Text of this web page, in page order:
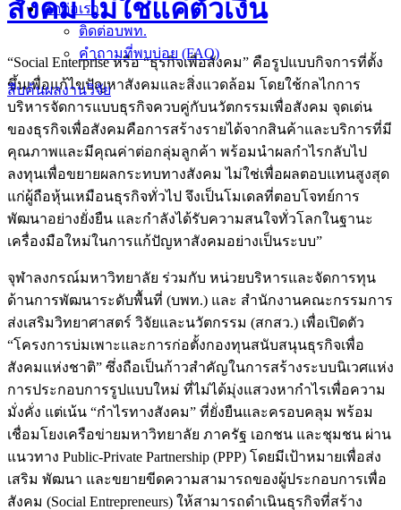
ติดต่อเรา
ติดต่อบพท.
คำถามที่พบบ่อย (FAQ)
สืบค้นผลงานวิจัย
สังคม ไม่ใช่แค่ตัวเงิน
“Social Enterprise หรือ “ธุรกิจเพื่อสังคม” คือรูปแบบกิจการที่ตั้ง
ขึ้นเพื่อแก้ไขปัญหาสังคมและสิ่งแวดล้อม โดยใช้กลไกการ
บริหารจัดการแบบธุรกิจควบคู่กับนวัตกรรมเพื่อสังคม จุดเด่น
ของธุรกิจเพื่อสังคมคือการสร้างรายได้จากสินค้าและบริการที่มี
คุณภาพและมีคุณค่าต่อกลุ่มลูกค้า พร้อมนำผลกำไรกลับไป
ลงทุนเพื่อขยายผลกระทบทางสังคม ไม่ใช่เพื่อผลตอบแทนสูงสุด
แก่ผู้ถือหุ้นเหมือนธุรกิจทั่วไป จึงเป็นโมเดลที่ตอบโจทย์การ
พัฒนาอย่างยั่งยืน และกำลังได้รับความสนใจทั่วโลกในฐานะ
เครื่องมือใหม่ในการแก้ปัญหาสังคมอย่างเป็นระบบ”
จุฬาลงกรณ์มหาวิทยาลัย ร่วมกับ หน่วยบริหารและจัดการทุน
ด้านการพัฒนาระดับพื้นที่ (บพท.) และ สำนักงานคณะกรรมการ
ส่งเสริมวิทยาศาสตร์ วิจัยและนวัตกรรม (สกสว.) เพื่อเปิดตัว
“โครงการบ่มเพาะและการก่อตั้งกองทุนสนับสนุนธุรกิจเพื่อ
สังคมแห่งชาติ” ซึ่งถือเป็นก้าวสำคัญในการสร้างระบบนิเวศแห่ง
การประกอบการรูปแบบใหม่ ที่ไม่ได้มุ่งแสวงหากำไรเพื่อความ
มั่งคั่ง แต่เน้น “กำไรทางสังคม” ที่ยั่งยืนและครอบคลุม พร้อม
เชื่อมโยงเครือข่ายมหาวิทยาลัย ภาครัฐ เอกชน และชุมชน ผ่าน
แนวทาง Public-Private Partnership (PPP) โดยมีเป้าหมายเพื่อส่ง
เสริม พัฒนา และขยายขีดความสามารถของผู้ประกอบการเพื่อ
สังคม (Social Entrepreneurs) ให้สามารถดำเนินธุรกิจที่สร้าง